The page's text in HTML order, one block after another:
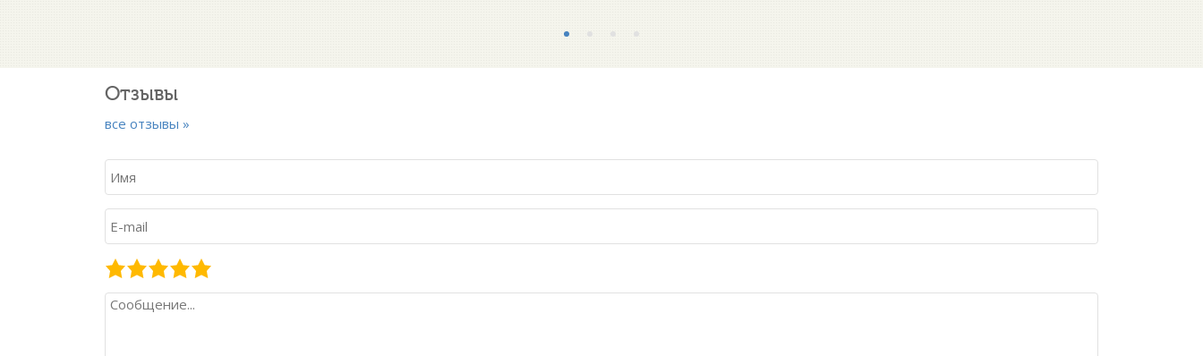
Отзывы
все отзывы »